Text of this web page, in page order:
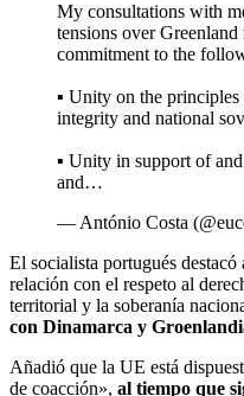
My consultations with
tensions over
commitment to the
▪️ Unity on the
integrity and national
▪️ Unity in support of
and…
— António Costa
El socialista portugués
relación con el respeto al
territorial y la soberanía
con Dinamarca y
Añadió que la UE está
de coacción», al tiempo que